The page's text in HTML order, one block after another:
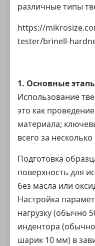
различные типы
https://
tester/brinell-
1. Основные
Использование
это как
материала;
всего за
Подготовка
поверхность для
без масла или
Настройка
нагрузку (обычно
индентора
шарик 10 мм) в